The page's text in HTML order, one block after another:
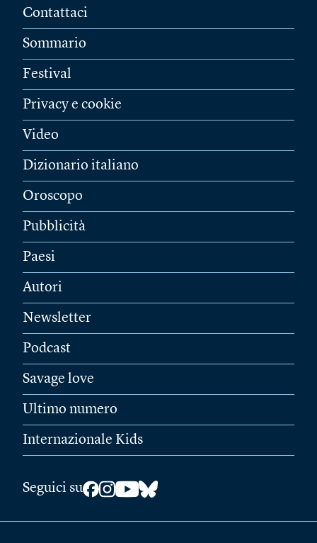
Contattaci
Sommario
Festival
Privacy e cookie
Video
Dizionario italiano
Oroscopo
Pubblicità
Paesi
Autori
Newsletter
Podcast
Savage love
Ultimo numero
Internazionale Kids
Seguici su